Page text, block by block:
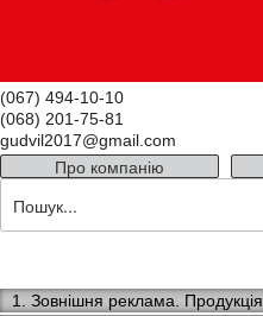
(067) 494-10-10
(068) 201-75-81
gudvil2017@gmail.com
Про компанію
1. Зовнішня реклама. Продукція